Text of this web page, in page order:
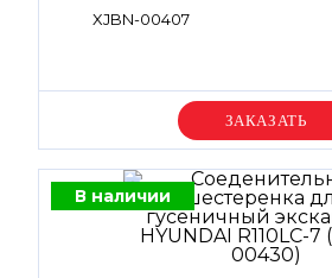
XJBN-00407
Уточняйте цену
В наличии